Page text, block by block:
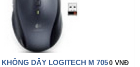
DÂY LOGITECH M 7050 VNĐ